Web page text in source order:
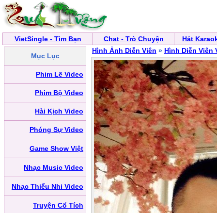
VietSingle - Tìm Bạn Chat - Trò Chuyện Hát
Mục Lục
Phim Lẽ Video
Phim Bộ Video
Hài Kịch Video
Phóng Sự Video
Game Show Việt
Nhạc Music Video
Nhạc Thiếu Nhi Video
Truyện Cổ Tích
Hình Ảnh Diễn Viên » Hình Diễn Viên